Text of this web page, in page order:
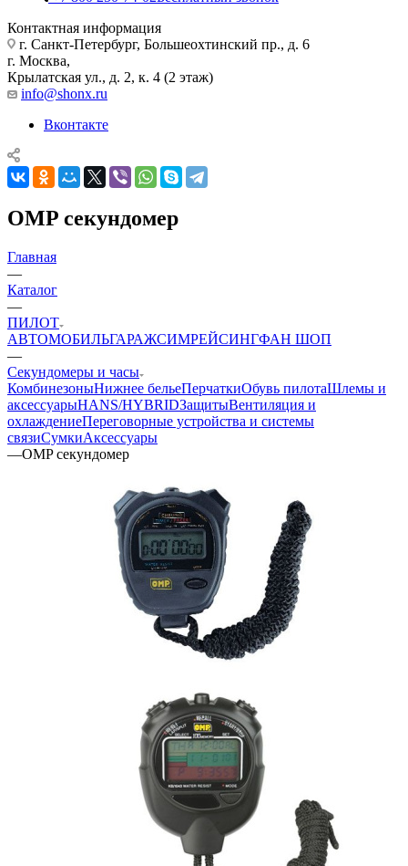
Контактная информация
г. Санкт-Петербург, Большеохтинский пр., д. 6
г. Москва,
Крылатская ул., д. 2, к. 4 (2 этаж)
info@shonx.ru
Вконтакте
OMP секундомер
Главная
—
Каталог
—
ПИЛОТ
АВТОМОБИЛЬГАРАЖСИМРЕЙСИНГФАН ШОП
—
Секундомеры и часы
КомбинезоныНижнее бельеПерчаткиОбувь пилотаШлемы и
аксессуарыHANS/HYBRIDЗащитыВентиляция и
охлаждениеПереговорные устройства и системы
связиСумкиАксессуары
—OMP секундомер